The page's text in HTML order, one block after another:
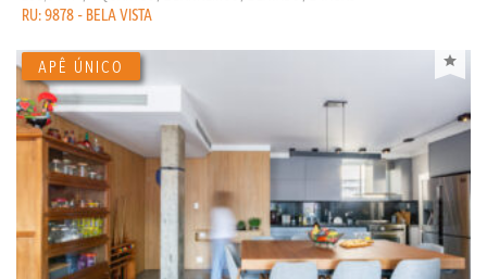
RU: 9878 - BELA VISTA